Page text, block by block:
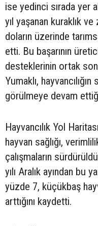
ise yedinci sırada yer
yıl yaşanan kuraklık
doların üzerinde
etti. Bu başarının
desteklerinin ortak
Yumaklı,
görülmeye devam
Hayvancılık Yol
hayvan sağlığı,
çalışmaların
yılı Aralık ayından bu
yüzde 7, küçükbaş
arttığını kaydetti.